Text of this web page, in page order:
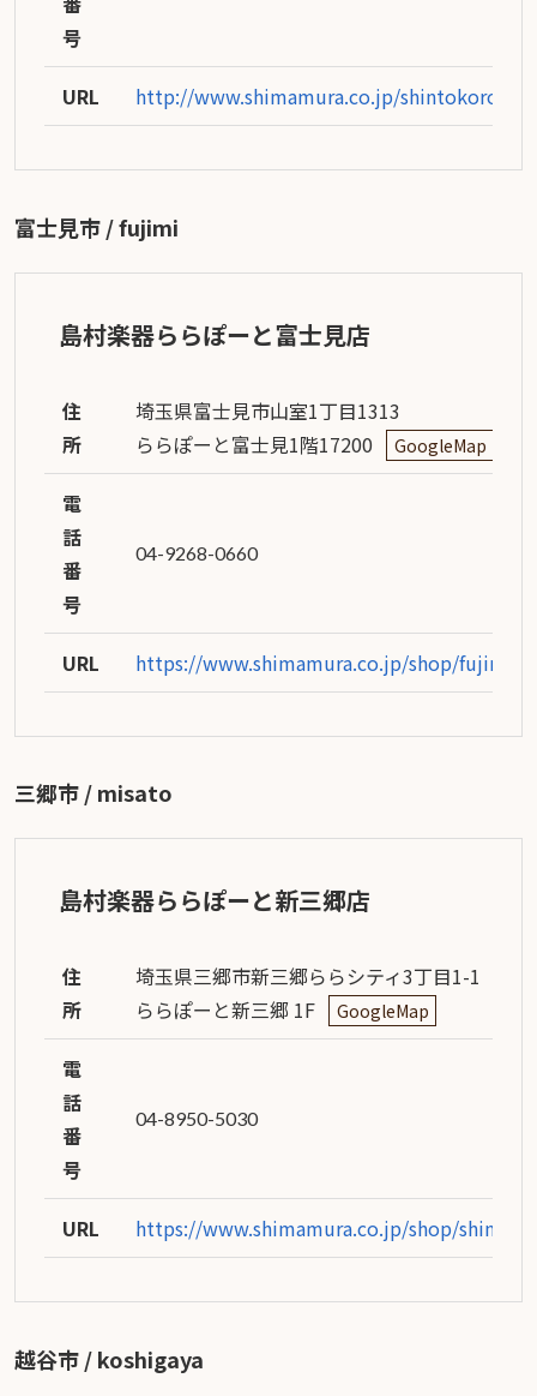
号
URL http://www.shimamura.co.jp/
富士見市 / fujimi
島村楽器ららぽーと富士見店
住
所
埼玉県富士見市山室1丁目1313
ららぽーと富士見1階17200
GoogleMap
電
話
番
号
04-9268-0660
URL https://www.shimamura.co.jp/shop/fujimi/
三郷市 / misato
島村楽器ららぽーと新三郷店
住
所
埼玉県三郷市新三郷ららシティ3丁目1-1
ららぽーと新三郷 1F
GoogleMap
電
話
番
号
04-8950-5030
URL https://www.shimamura.co.jp/shop/
越谷市 / koshigaya